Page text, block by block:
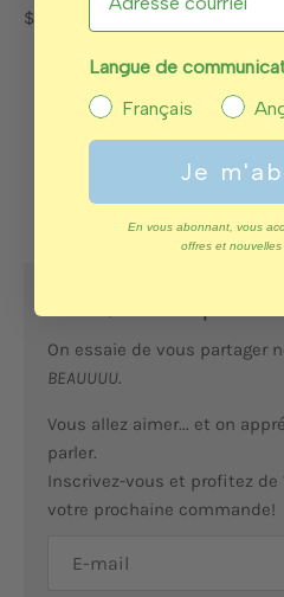
$51.00
On essaie de vous partager
BEAUUUU.
Vous allez aimer... et on
parler.
Inscrivez-vous et profitez de
votre prochaine commande!
Langue de
Français
Je
En vous abonnant, vous
offres et nouvelles